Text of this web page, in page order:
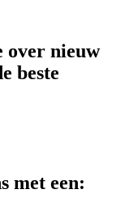
over nieuw
beste
met een: